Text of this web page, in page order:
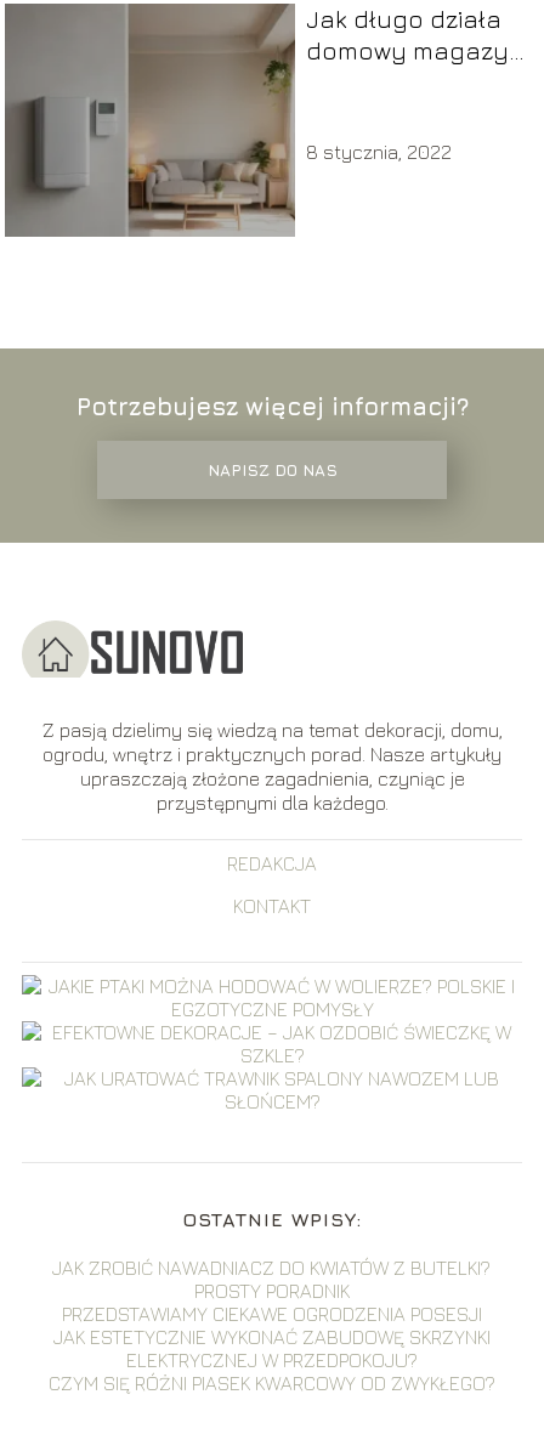
Jak długo działa
domowy magazyn
8 stycznia, 2022
Potrzebujesz więcej informacji?
NAPISZ DO NAS
Z pasją dzielimy się wiedzą na temat dekoracji, domu,
ogrodu, wnętrz i praktycznych porad. Nasze artykuły
upraszczają złożone zagadnienia, czyniąc je
przystępnymi dla każdego.
REDAKCJA
KONTAKT
OSTATNIE WPISY:
JAK ZROBIĆ NAWADNIACZ DO KWIATÓW Z BUTELKI?
PROSTY PORADNIK
PRZEDSTAWIAMY CIEKAWE OGRODZENIA POSESJI
JAK ESTETYCZNIE WYKONAĆ ZABUDOWĘ SKRZYNKI
ELEKTRYCZNEJ W PRZEDPOKOJU?
CZYM SIĘ RÓŻNI PIASEK KWARCOWY OD ZWYKŁEGO?